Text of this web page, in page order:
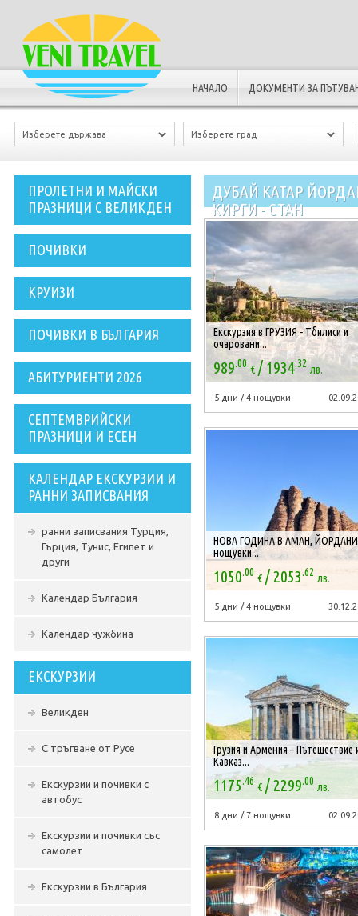
НАЧАЛО ДОКУМЕНТИ ЗА
ПРОЛЕТНИ И МАЙСКИ
ПРАЗНИЦИ С ВЕЛИКДЕН
ПОЧИВКИ
КРУИЗИ
ПОЧИВКИ В БЪЛГАРИЯ
АБИТУРИЕНТИ 2026
СЕПТЕМВРИЙСКИ
ПРАЗНИЦИ И ЕСЕН
КАЛЕНДАР ЕКСКУРЗИИ И
РАННИ ЗАПИСВАНИЯ
ранни записвания Турция,
Гърция, Тунис, Египет и
други
Календар България
Календар чужбина
ЕКСКУРЗИИ
Великден
С тръгване от Русе
Екскурзии и почивки с
автобус
Екскурзии и почивки със
самолет
Екскурзии в България
ДУБАЙ КАТАР
КИРГИ - СТАН
Екскурзия в ГРУЗИЯ - Тбилиси и
очаровани...
989.00 € /1934.32 лв.
5 дни / 4 нощувки
НОВА ГОДИНА В АМАН,
нощувки...
1050.00 € /2053.62 лв.
5 дни / 4 нощувки
Грузия и Армения – Пътешествие
Кавказ...
1175.46 € /2299.00 лв.
8 дни / 7 нощувки